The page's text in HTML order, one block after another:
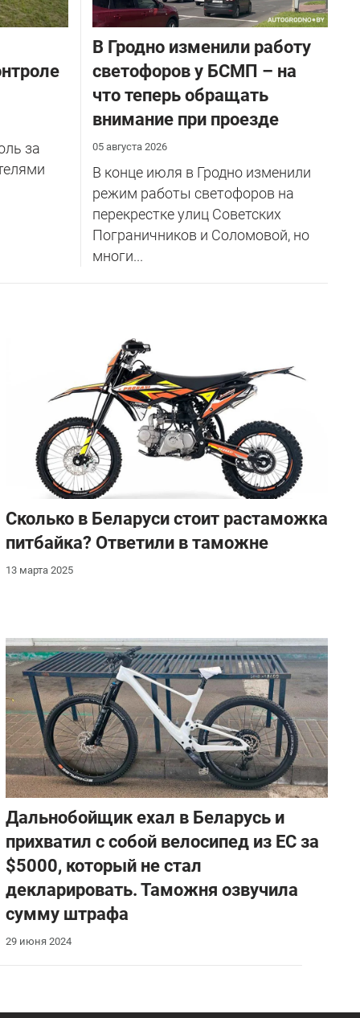
за
В Гродно изменили работу
светофоров у БСМП – на
что теперь обращать
внимание при проезде
05 августа 2026
В конце июля в Гродно изменили
режим работы светофоров на
перекрестке улиц Советских
Пограничников и Соломовой, но
многи...
Сколько в Беларуси стоит растаможка
питбайка? Ответили в таможне
13 марта 2025
Дальнобойщик ехал в Беларусь и
прихватил с собой велосипед из ЕС за
$5000, который не стал
декларировать. Таможня озвучила
сумму штрафа
29 июня 2024